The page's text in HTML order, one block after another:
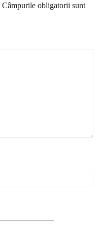
Câmpurile obligatorii sunt